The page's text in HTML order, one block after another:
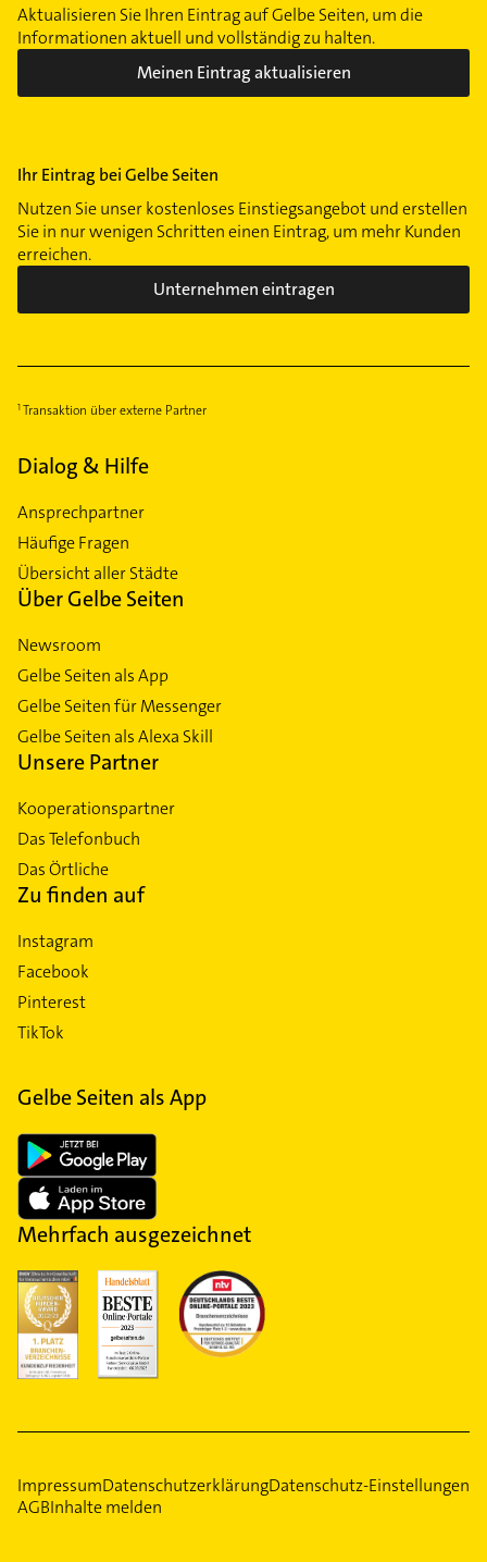
Aktualisieren Sie Ihren Eintrag auf Gelbe Seiten, um die
Informationen aktuell und vollständig zu halten.
Meinen Eintrag aktualisieren
Ihr Eintrag bei Gelbe Seiten
Nutzen Sie unser kostenloses Einstiegsangebot und erstellen
Sie in nur wenigen Schritten einen Eintrag, um mehr Kunden
erreichen.
Unternehmen eintragen
Transaktion über externe Partner
Dialog & Hilfe
Ansprechpartner
Häufige Fragen
Übersicht aller Städte
Über Gelbe Seiten
Newsroom
Gelbe Seiten als App
Gelbe Seiten für Messenger
Gelbe Seiten als Alexa Skill
Unsere Partner
Kooperationspartner
Das Telefonbuch
Das Örtliche
Zu finden auf
Instagram
Facebook
Pinterest
TikTok
Gelbe Seiten als App
Mehrfach ausgezeichnet
ImpressumDatenschutzerklärungDatenschutz-Einstellungen
AGBInhalte melden